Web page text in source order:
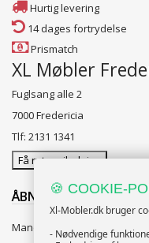
Hurtig levering
14 dages fortrydelse
Prismatch
XL Møbler
Fuglsang alle 2
7000 Fredericia
Tlf: 2131 1341
Få rutevejledning
ÅBNINGSTIDER:
Mandag til Fredag 10:00 til
🍪 COOKIE-
Xl-Mobler.dk bruger
- Nødvendige